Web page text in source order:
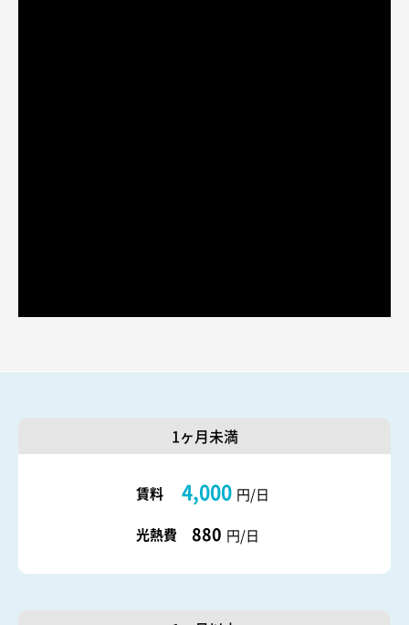
1ヶ月未満
賃料 4,000 円/日
光熱費
880 円/日